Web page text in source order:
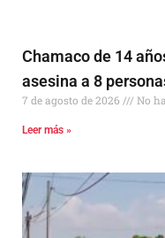
Chamaco de 14
asesina a 8
7 de agosto de 2026 No
Leer más »